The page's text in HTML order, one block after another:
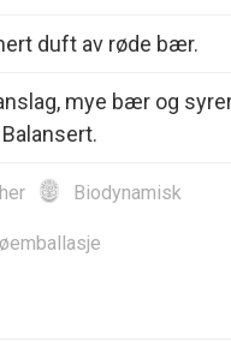
duft av røde bær.
mye bær og
Biodynamisk